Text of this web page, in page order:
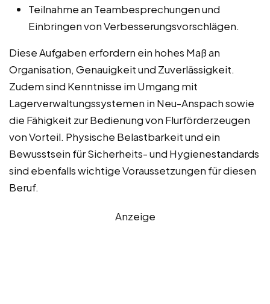
Teilnahme an Teambesprechungen und
Einbringen von Verbesserungsvorschlägen.
Diese Aufgaben erfordern ein hohes Maß an
Organisation, Genauigkeit und Zuverlässigkeit.
Zudem sind Kenntnisse im Umgang mit
Lagerverwaltungssystemen in Neu-Anspach sowie
die Fähigkeit zur Bedienung von Flurförderzeugen
von Vorteil. Physische Belastbarkeit und ein
Bewusstsein für Sicherheits- und Hygienestandards
sind ebenfalls wichtige Voraussetzungen für diesen
Beruf.
Anzeige